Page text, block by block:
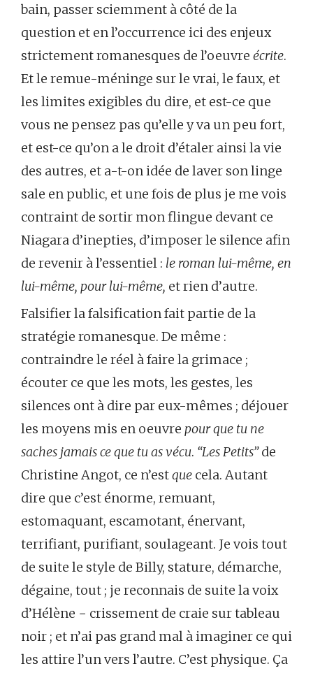
bain, passer sciemment à côté de la
question et en l’occurrence ici des enjeux
strictement romanesques de l’oeuvre écrite.
Et le remue-méninge sur le vrai, le faux, et
les limites exigibles du dire, et est-ce que
vous ne pensez pas qu’elle y va un peu fort,
et est-ce qu’on a le droit d’étaler ainsi la vie
des autres, et a-t-on idée de laver son linge
sale en public, et une fois de plus je me vois
contraint de sortir mon flingue devant ce
Niagara d’inepties, d’imposer le silence afin
de revenir à l’essentiel : le roman lui-même, en
lui-même, pour lui-même, et rien d’autre.
Falsifier la falsification fait partie de la
stratégie romanesque. De même :
contraindre le réel à faire la grimace ;
écouter ce que les mots, les gestes, les
silences ont à dire par eux-mêmes ; déjouer
les moyens mis en oeuvre pour que tu ne
saches jamais ce que tu as vécu. “Les Petits”de
Christine Angot, ce n’estque cela. Autant
dire que c’est énorme, remuant,
estomaquant, escamotant, énervant,
terrifiant, purifiant, soulageant. Je vois tout
de suite le style de Billy, stature, démarche,
dégaine, tout ; je reconnais de suite la voix
d’Hélène − crissement de craie sur tableau
noir ; et n’ai pas grand mal à imaginer ce qui
les attire l’un vers l’autre. C’est physique. Ça